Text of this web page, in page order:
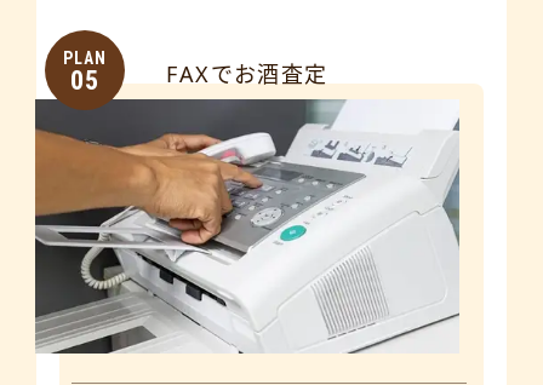
PLAN
05 FAXでお酒査定